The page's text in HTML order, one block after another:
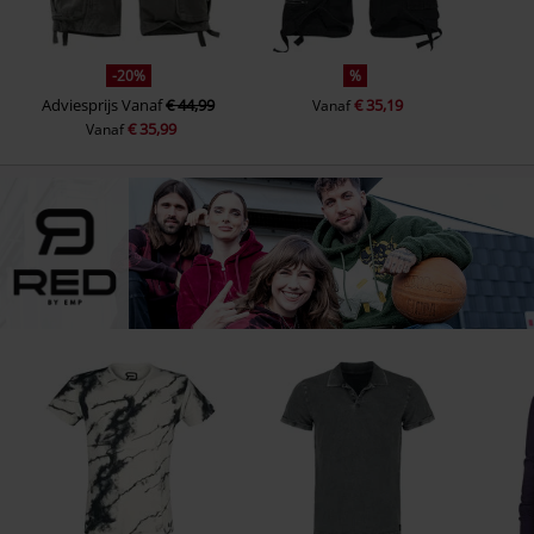
-20%
AdviesprijsVanaf€ 44,99
Vanaf€ 35,99
%
Vanaf€ 35,19